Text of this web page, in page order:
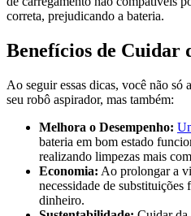
correta, prejudicando a bateria.
Benefícios de Cuidar
Ao seguir essas dicas, você não só
seu robô aspirador, mas também:
Melhora o Desempenho:
bateria em bom estado
realizando limpezas mais
Economia: Ao prolongar a
necessidade de substituições
dinheiro.